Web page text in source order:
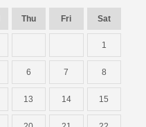
Thu Fri Sat
1
6 7 8
13 14 15